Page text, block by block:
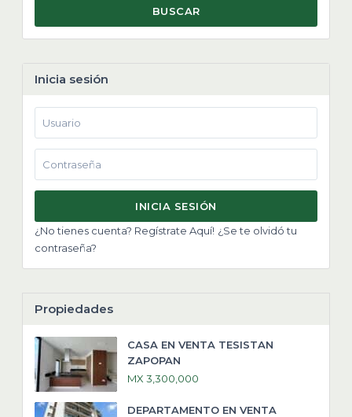
BUSCAR
Inicia sesión
INICIA SESIÓN
¿No tienes cuenta? Regístrate Aquí! ¿Se te olvidó tu
contraseña?
Propiedades
CASA EN VENTA TESISTAN
ZAPOPAN
MX 3,300,000
DEPARTAMENTO EN VENTA